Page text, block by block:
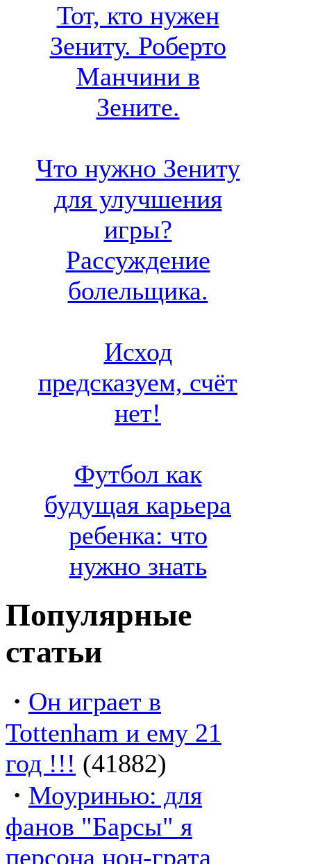
Тот, кто нужен
Зениту. Роберто
Манчини в
Зените.
Что нужно Зениту
для улучшения
игры?
Рассуждение
болельщика.
Исход
предсказуем, счёт
нет!
Футбол как
будущая карьера
ребенка: что
нужно знать
Популярные
статьи
· Он играет в
Tottenham и ему 21
год !!! (41882)
· Моуринью: для
фанов "Барсы" я
персона нон-грата